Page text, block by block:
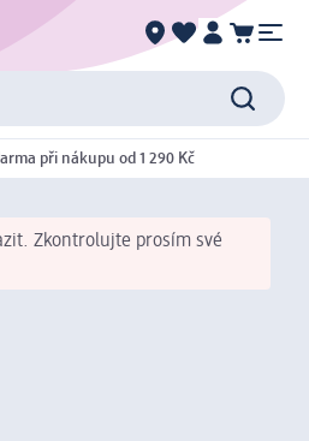
při nákupu od 1 290 Kč
Zkontrolujte prosím své